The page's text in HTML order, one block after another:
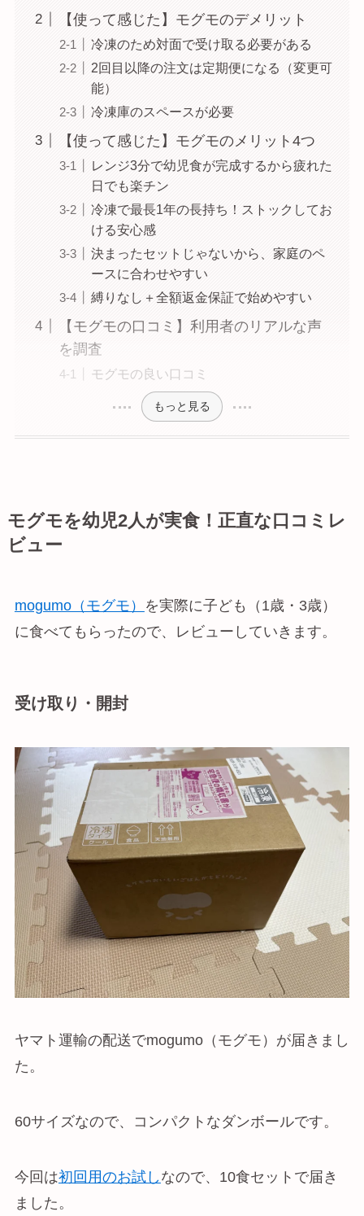
【使って感じた】モグモのデメリット
冷凍のため対面で受け取る必要がある
2回目以降の注文は定期便になる（変更可
能）
冷凍庫のスペースが必要
【使って感じた】モグモのメリット4つ
レンジ3分で幼児食が完成するから疲れた
日でも楽チン
冷凍で最長1年の長持ち！ストックしてお
ける安心感
決まったセットじゃないから、家庭のペ
ースに合わせやすい
縛りなし＋全額返金保証で始めやすい
【モグモの口コミ】利用者のリアルな声
を調査
モグモの良い口コミ
もっと見る
モグモを幼児2人が実食！正直な口コミレ
ビュー
mogumo（モグモ）
を実際に子ども（1歳・3歳）
に食べてもらったので、レビューしていきます。
受け取り・開封
ヤマト運輸の配送でmogumo（モグモ）が届きまし
た。
60サイズなので、コンパクトなダンボールです。
今回は初回用のお試し なので、10食セットで届き
ました。